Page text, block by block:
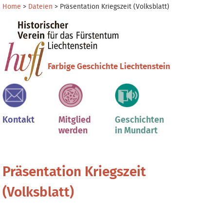
Direkt
Inhalt
Direkt
zur
Navigation
Benutzerspezifische
Home > Dateien > Präsentation Kriegszeit (Volksblatt)
Farbige Geschichte Liechtenstein
Kontakt
Mitglied
werden
Geschichten
in Mundart
Präsentation Kriegszeit
(Volksblatt)